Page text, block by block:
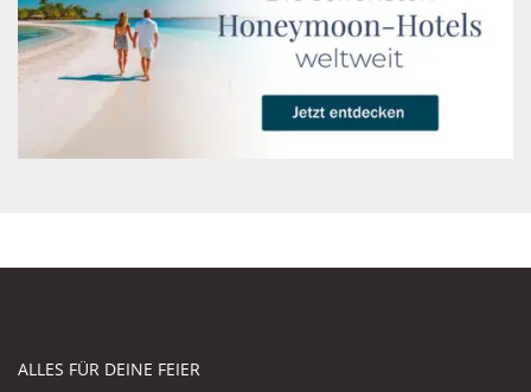
ALLES FÜR DEINE FEIER